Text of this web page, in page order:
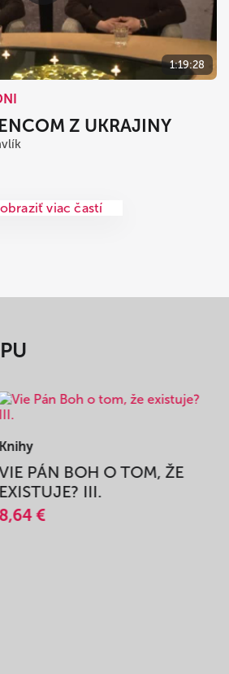
1:19:28
Z UKRAJINY
viac častí
Knihy
PÁN BOH O TOM, ŽE
EXISTUJE? III.
8,64 €